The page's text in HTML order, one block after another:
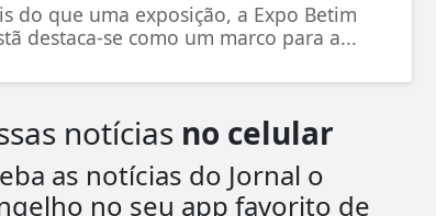
do que uma exposição, a Expo Betim
destaca-se como um marco para a...
notícias no celular
as notícias do Jornal o
no seu app favorito de